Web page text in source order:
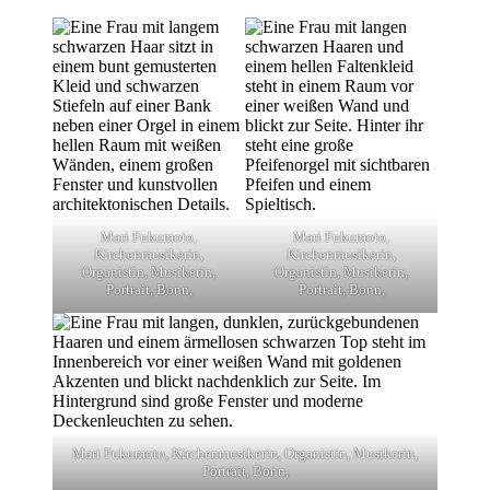
Mari Fukumoto,
Kirchenmusikerin,
Organistin, Musikerin,
Portrait, Bonn,
Mari Fukumoto,
Kirchenmusikerin,
Organistin, Musikerin,
Portrait, Bonn,
Mari Fukumoto, Kirchenmusikerin, Organistin, Musikerin,
Portrait, Bonn,